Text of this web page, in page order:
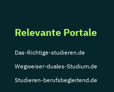
Relevante Portale
Das-Richtige-studieren.de
Wegweiser-duales-Studium.de
Studieren-berufsbegleitend.de